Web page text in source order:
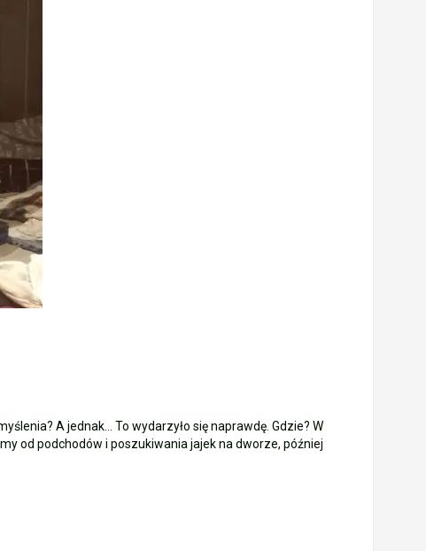
A jednak… To wydarzyło się naprawdę. Gdzie? W
od podchodów i poszukiwania jajek na dworze, później